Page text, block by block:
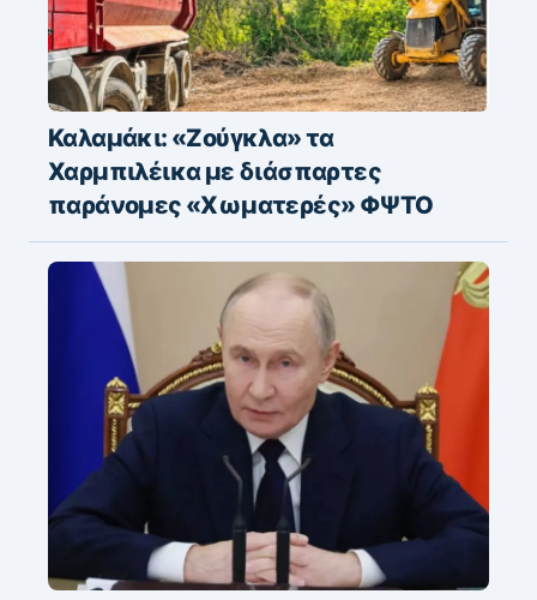
Καλαμάκι: «Ζούγκλα» τα
Χαρμπιλέικα με διάσπαρτες
παράνομες «Χωματερές» ΦΨΤΟ